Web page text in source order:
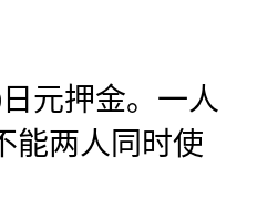
元押金。一人
能两人同时使